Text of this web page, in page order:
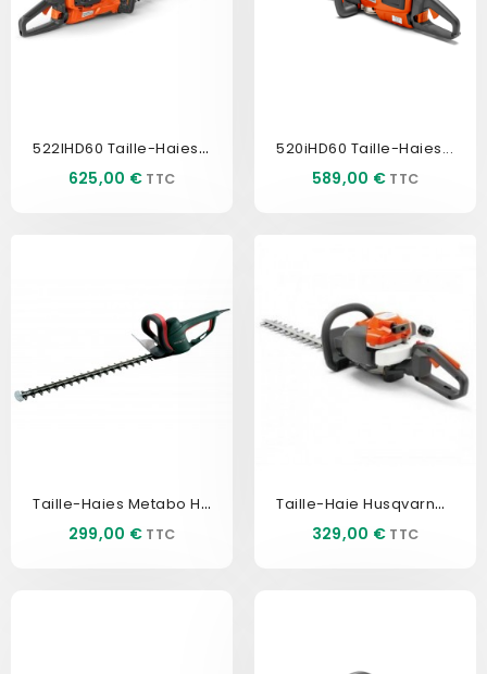
522IHD60 Taille-Haies À...
Prix
625,00 €
520iHD60 Taille-Haies...
Prix
589,00 €
Taille-Haies Metabo HS8865
Prix
299,00 €
Taille-Haie Husqvarna 122HD45
Prix
329,00 €